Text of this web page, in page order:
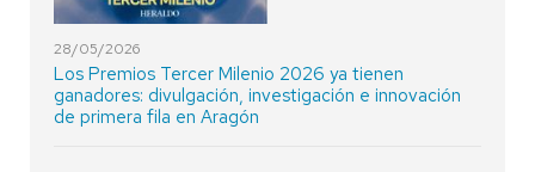
28/05/2026
Los Premios Tercer Milenio 2026 ya tienen
ganadores: divulgación, investigación e innovación
de primera fila en Aragón